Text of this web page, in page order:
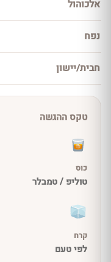
אלכוהול
נפח
חבית/יישון
טקס ההגשה
כוס
טוליפ / טמבלר
קרח
לפי טעם